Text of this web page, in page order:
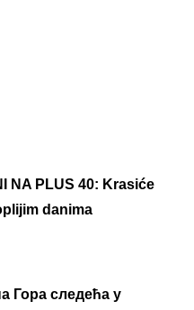
NA PLUS 40: Krasiće
danima
Гора следећа у